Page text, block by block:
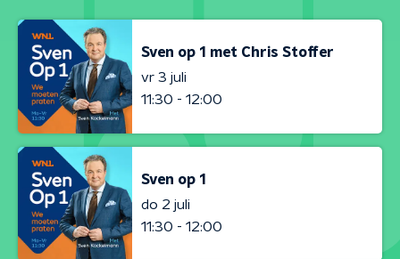
Sven op 1 met Chris Stoffer
vr 3 juli
11:30 - 12:00
Sven op 1
do 2 juli
11:30 - 12:00